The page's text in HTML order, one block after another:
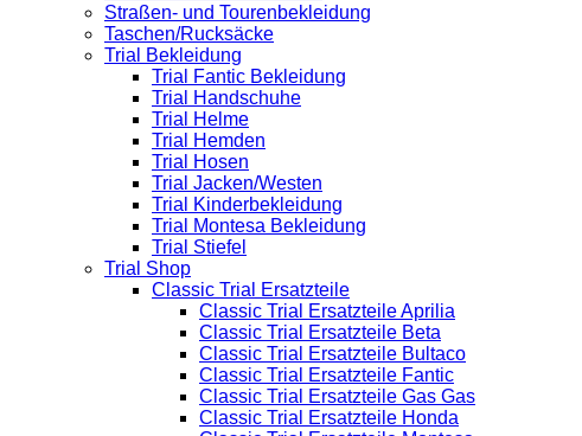
Straßen- und Tourenbekleidung
Taschen/Rucksäcke
Trial Bekleidung
Trial Fantic Bekleidung
Trial Handschuhe
Trial Helme
Trial Hemden
Trial Hosen
Trial Jacken/Westen
Trial Kinderbekleidung
Trial Montesa Bekleidung
Trial Stiefel
Trial Shop
Classic Trial Ersatzteile
Classic Trial Ersatzteile Aprilia
Classic Trial Ersatzteile Beta
Classic Trial Ersatzteile Bultaco
Classic Trial Ersatzteile Fantic
Classic Trial Ersatzteile Gas Gas
Classic Trial Ersatzteile Honda